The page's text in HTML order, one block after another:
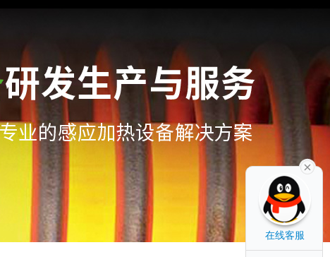
在线客服